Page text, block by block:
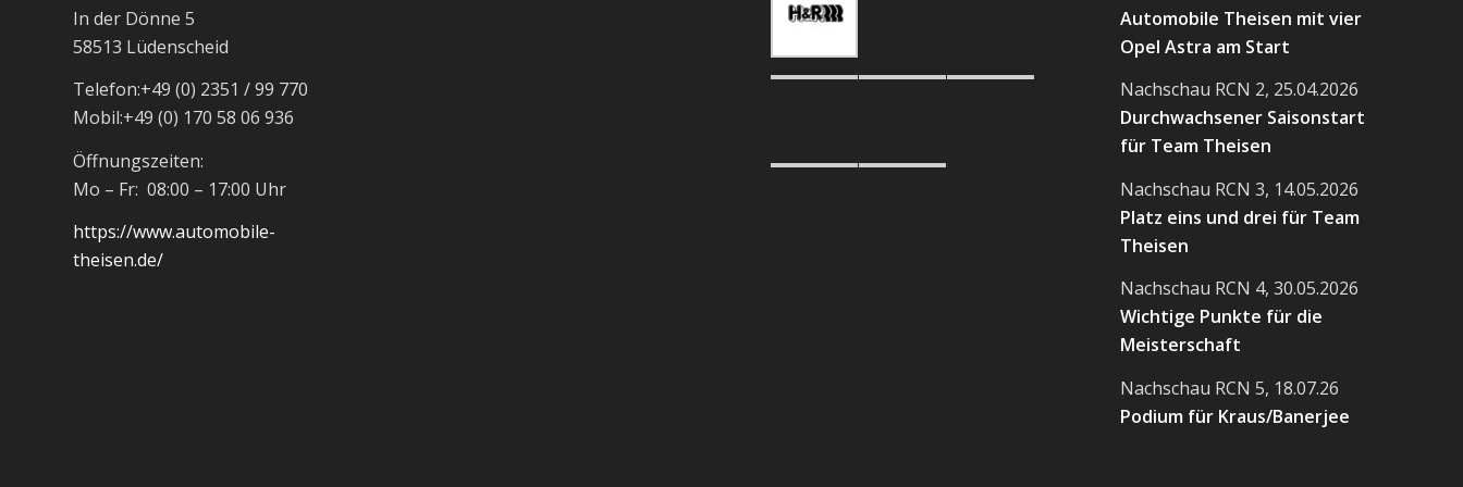
In der Dönne 5
58513 Lüdenscheid
Telefon:+49 (0) 2351 / 99 770
Mobil:+49 (0) 170 58 06 936
Öffnungszeiten:
Mo – Fr: 08:00 – 17:00 Uhr
https://www.automobile-
theisen.de/
Automobile Theisen mit vier
Opel Astra am Start
Nachschau RCN 2, 25.04.2026
Durchwachsener Saisonstart
für Team Theisen
Nachschau RCN 3, 14.05.2026
Platz eins und drei für Team
Theisen
Nachschau RCN 4, 30.05.2026
Wichtige Punkte für die
Meisterschaft
Nachschau RCN 5, 18.07.26
Podium für Kraus/Banerjee